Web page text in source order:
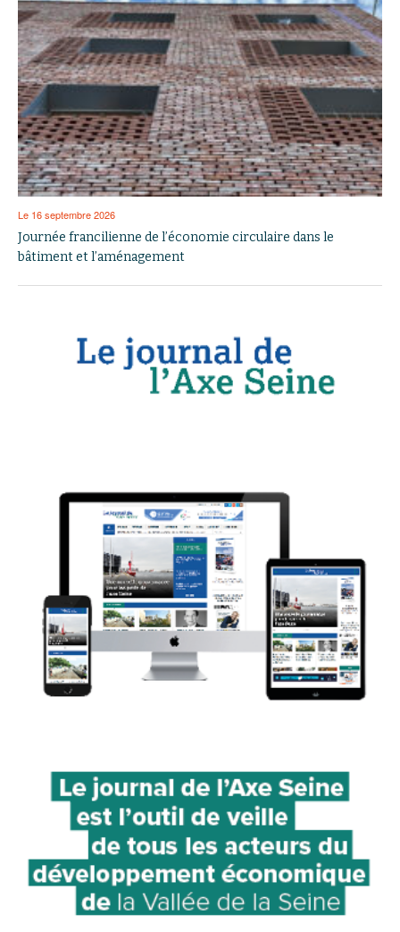
Le 16 septembre 2026
Journée francilienne de l’économie circulaire dans le
bâtiment et l’aménagement